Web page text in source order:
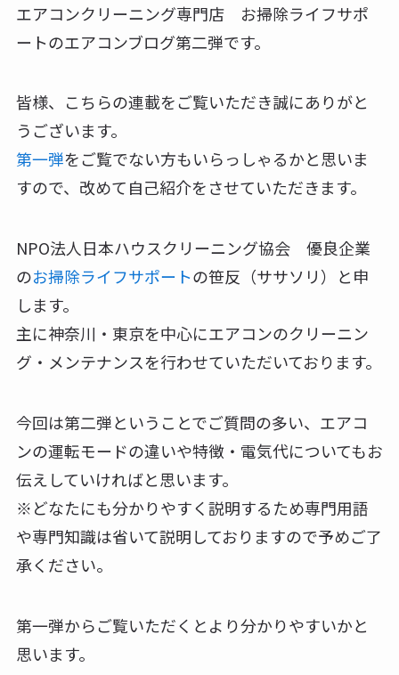
エアコンクリーニング専門店 お掃除ライフサポ
ートのエアコンブログ第二弾です。
皆様、こちらの連載をご覧いただき誠にありがと
うございます。
第一弾をご覧でない方もいらっしゃるかと思いま
すので、改めて自己紹介をさせていただきます。
NPO法人日本ハウスクリーニング協会 優良企業
のお掃除ライフサポートの笹反（ササソリ）と申
します。
主に神奈川・東京を中心にエアコンのクリーニン
グ・メンテナンスを行わせていただいております。
今回は第二弾ということでご質問の多い、エアコ
ンの運転モードの違いや特徴・電気代についてもお
伝えしていければと思います。
※どなたにも分かりやすく説明するため専門用語
や専門知識は省いて説明しておりますので予めご了
承ください。
第一弾からご覧いただくとより分かりやすいかと
思います。